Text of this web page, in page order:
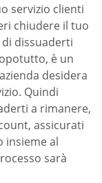
servizio clienti
chiudere il tuo
dissuaderti
è un
desidera
Quindi
a rimanere,
assicurati
insieme al
sarà